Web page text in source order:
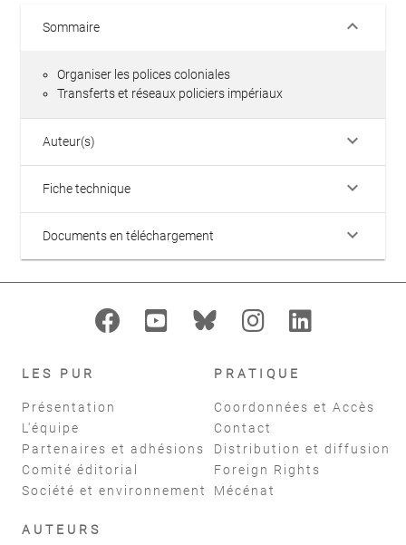
Sommaire keyboard_arrow_down
Organiser les polices coloniales
Transferts et réseaux policiers impériaux
Auteur(s) keyboard_arrow_down
Fiche technique keyboard_arrow_down
Documents en téléchargement keyboard_arrow_down
LES PUR
Présentation
L'équipe
Partenaires et adhésions
Comité éditorial
Société et environnement
PRATIQUE
Coordonnées et Accès
Contact
Distribution et diffusion
Foreign Rights
Mécénat
AUTEURS